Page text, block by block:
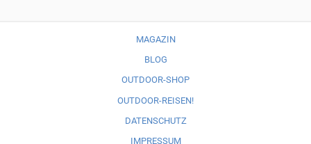
MAGAZIN
BLOG
OUTDOOR-SHOP
OUTDOOR-REISEN!
DATENSCHUTZ
IMPRESSUM